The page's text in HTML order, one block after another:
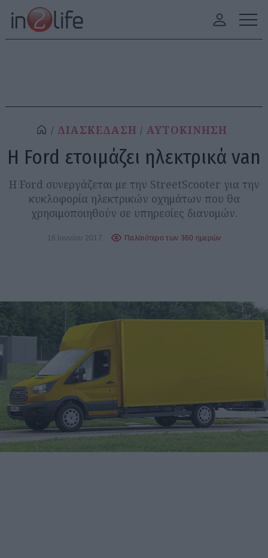
ΔΙΑΣΚΕΔΑΣΗ ΑΥΤΟΚΙΝΗΣΗ
H Ford ετοιμάζει ηλεκτρικά van
Η Ford συνεργάζεται με την StreetScooter για την
κυκλοφορία ηλεκτρικών οχημάτων που θα
χρησιμοποιηθούν σε υπηρεσίες διανομών.
16 Ιουνίου 2017 Παλαιότερο των 360 ημερών